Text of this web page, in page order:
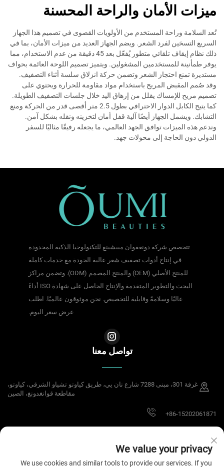
ميزات الأمان والراحة المحسنة
تُعد السلامة وراحة المستخدم من الأولويات القصوى في تصميم هذا الجهاز
السريع التسخين لفرد الشعر. ويضم الجهاز العديد من ميزات الأمان، بما في
ذلك نظام إيقاف تلقائي متطور يُفعّل بعد 45 دقيقة من عدم الاستخدام، مما
يوفر طمأنينة للمستخدمين المشغولين. ويتميز تصميم اللوحة العائمة بحواف
مستديرة تمنع احتجاز الشعر وتضمن حركة انزلاق سلسة أثناء التصفيف.
وقد صُمم المقبض المريح باستخدام مواد مقاومة للحرارة ويحتوي على
تصميم مريح للإمساك يقلل من إرهاق اليد خلال جلسات التصفيف الطويلة.
كما يتيح الكابل الدوار الاحترافي بطول 2.5 متر أقصى قدر من الحركة ومنع
التشابك. ويشمل الجهاز أيضًا آلية قفل أمان لتخزينه ونقله بشكل آمن.
وتدعم هذه الميزات توافق الجهد العالمي، ما يجعله رفيقًا مثاليًا للسفر
الدولي دون الحاجة إلى محولات جهد.
تتخصص شركة دونغقوان مييشينغ للتكنولوجيا الذكية المحدودة
في إنتاج أدوات تصفيف شعر عالية الجودة مع خدمات كاملة
للمنتج الأصلي (OEM) والمنتج المصمم (ODM). وتضمن مراكز
البحث والتطوير المتقدمة والإنتاج الحاصل على شهادة ISO أداءً
عاليًا وسلامةً وقابلية للتخصيص. نحن موثوقون عالميًا. اطلب
عرض سعر اليوم.
تواصل معنا
غرفة 301، مبنى 7288 شارع نان يي، طريق كياوتو تشياو الشرقي، كياوتو،
مقاطعة قوانغدونغ، الصين
+86-15202061871
We value your privacy
We use cookies and similar tools to provide our services. If you